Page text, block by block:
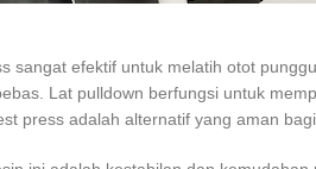
sangat efektif untuk melatih otot
Lat pulldown berfungsi untuk
press adalah alternatif yang aman